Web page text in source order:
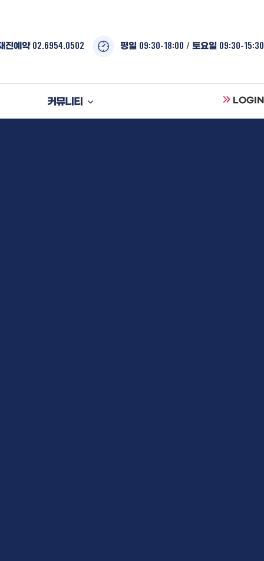
진예약 02.6954.0502 평일 09:30-18:00 / 토요일 09:30-15:30
커뮤니티 LOGIN